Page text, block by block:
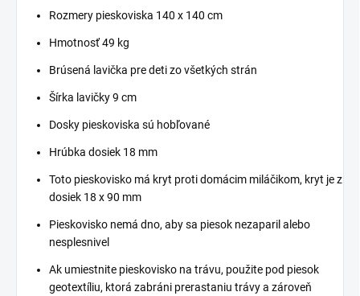
Rozmery pieskoviska 140 x 140 cm
Hmotnosť 49 kg
Brúsená lavička pre deti zo všetkých strán
Šírka lavičky 9 cm
Dosky pieskoviska sú hobľované
Hrúbka dosiek 18 mm
Toto pieskovisko má kryt proti domácim miláčikom, kryt je z
dosiek 18 x 90 mm
Pieskovisko nemá dno, aby sa piesok nezaparil alebo
nesplesnivel
Ak umiestnite pieskovisko na trávu, použite pod piesok
geotextíliu, ktorá zabráni prerastaniu trávy a zároveň